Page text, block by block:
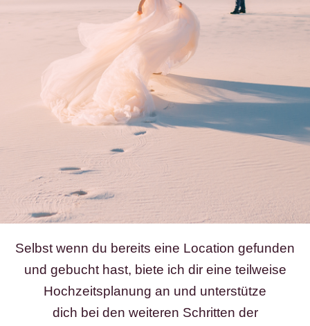
Selbst wenn du bereits eine Location gefunden
und gebucht hast, biete ich dir eine teilweise
Hochzeitsplanung an und unterstütze
dich bei den weiteren Schritten der